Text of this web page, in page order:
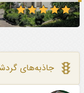
جاذبه‌های